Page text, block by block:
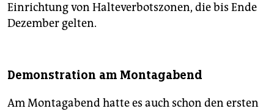
Einrichtung von Halteverbotszonen, die bis Ende
Dezember gelten.
Demonstration am Montagabend
Am Montagabend hatte es auch schon den ersten